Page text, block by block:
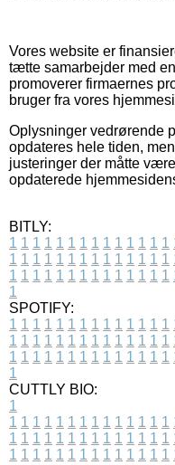
Vores website er
tætte samarbejder med
promoverer firmaernes
bruger fra vores
Oplysninger vedrørende
opdateres hele tiden,
justeringer der måtte
opdaterede
BITLY:
1 1 1 1 1 1 1 1 1 1 1 1 1 1
1 1 1 1 1 1 1 1 1 1 1 1 1 1
1 1 1 1 1 1 1 1 1 1 1 1 1 1
1
SPOTIFY:
1 1 1 1 1 1 1 1 1 1 1 1 1 1
1 1 1 1 1 1 1 1 1 1 1 1 1 1
1 1 1 1 1 1 1 1 1 1 1 1 1 1
1
CUTTLY BIO:
1
1 1 1 1 1 1 1 1 1 1 1 1 1 1
1 1 1 1 1 1 1 1 1 1 1 1 1 1
1 1 1 1 1 1 1 1 1 1 1 1 1 1